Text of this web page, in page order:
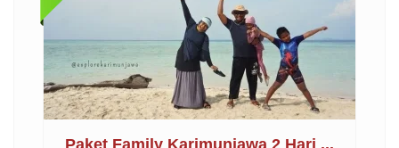
Paket Family Karimunjawa 2 Hari ...